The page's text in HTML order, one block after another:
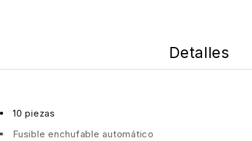
Detalles
10 piezas
Fusible enchufable automático